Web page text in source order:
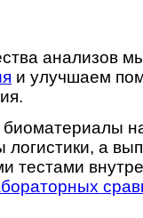
анализов
и улучшаем
биоматериалы
а
тестами